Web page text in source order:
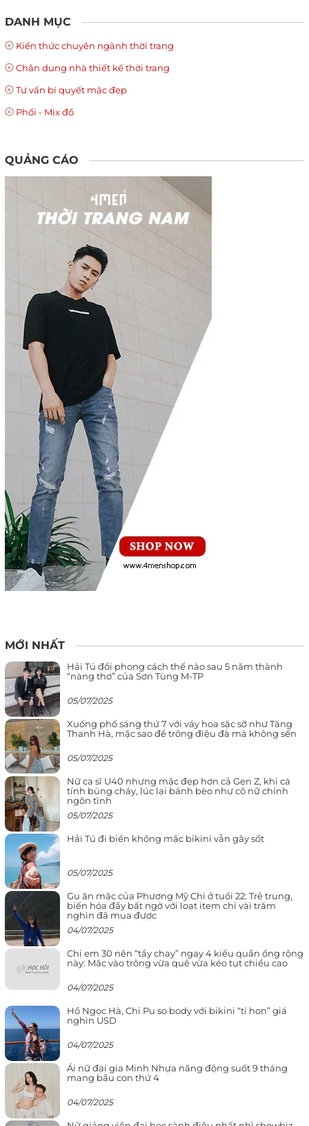
DANH MỤC
Kiến thức chuyên ngành thời trang
Chân dung nhà thiết kế thời trang
Tư vấn bí quyết mặc đẹp
Phối - Mix đồ
QUẢNG CÁO
MỚI NHẤT
Hải Tú đổi phong cách thế nào sau 5 năm thành
“nàng thơ” của Sơn Tùng M-TP
05/07/2025
Xuống phố sáng thứ 7 với váy hoa sặc sỡ như Tăng
Thanh Hà, mặc sao để trông điệu đà mà không sến
05/07/2025
Nữ ca sĩ U40 nhưng mặc đẹp hơn cả Gen Z, khi cá
tính bùng cháy, lúc lại bánh bèo như cô nữ chính
ngôn tình
05/07/2025
Hải Tú đi biển không mặc bikini vẫn gây sốt
05/07/2025
Gu ăn mặc của Phương Mỹ Chi ở tuổi 22: Trẻ trung,
biến hóa đầy bất ngờ với loạt item chỉ vài trăm
nghìn đã mua được
04/07/2025
Chị em 30 nên “tẩy chay” ngay 4 kiểu quần ống rộng
này: Mặc vào trông vừa quê vừa kéo tụt chiều cao
04/07/2025
Hồ Ngọc Hà, Chi Pu so body với bikini “tí hon” giá
nghìn USD
04/07/2025
Ái nữ đại gia Minh Nhựa năng động suốt 9 tháng
mang bầu con thứ 4
04/07/2025